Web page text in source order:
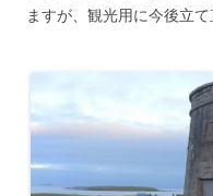
ますが、観光用に今後立て